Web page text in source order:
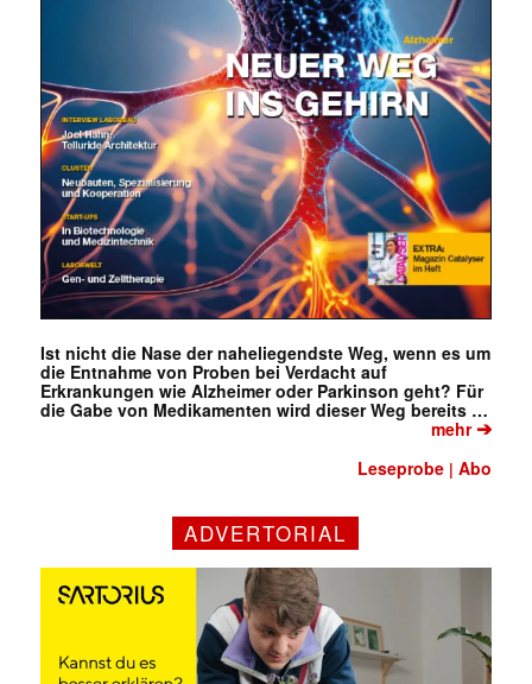
Ist nicht die Nase der naheliegendste Weg, wenn es um
die Entnahme von Proben bei Verdacht auf
Erkrankungen wie Alzheimer oder Parkinson geht? Für
die Gabe von Medikamenten wird dieser Weg bereits …
mehr➔
Leseprobe |Abo
ADVERTORIAL